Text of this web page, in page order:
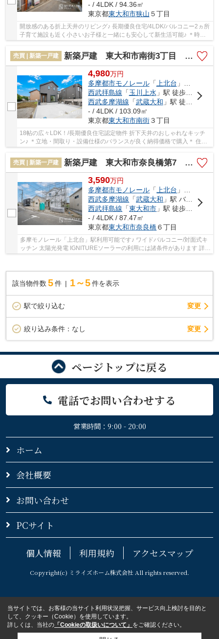
- / 4LDK / 94.36㎡
東京都東大和市狭山 ５丁目
開放感のある折上天井のリビング♪ 長期優良住宅/4LDK/バルコニー2ヵ所
子育て施設も近く小さいお子様と一緒にも安心して新生活可能♪ ＊時間
売買 | 新築一戸建
新築戸建 東大和市南街3丁目 全2棟
4,980万円
多摩都市モノレール「 上北台 」駅 徒歩17分
西武拝島線 「玉川上水 」駅 徒歩19分
西武多摩湖線 「武蔵大和 」駅 徒歩40分
- / 4LDK / 103.09㎡
東京都東大和市南街３丁目
18帖の広々LDK！/長期優良住宅認定物件 折下天井のおしゃれなキッチ
ン♪ ＊立地・間取り・設備仕様のバランスが良く納得価格で購入＊ 住宅
売買 | 新築一戸建
新築戸建 東大和市奈良橋第7 全5棟
3,590万円
多摩都市モノレール 「 上北台 」駅 徒歩18分
西武多摩湖線 「武蔵大和 」駅 バス8分 「東大和一小南」 停歩4分
西武拝島線 「東大和市 」駅 徒歩29分
- / 4LDK / 87.47㎡
東京都東大和市奈良橋６丁目
多摩モノレール「上北台」駅利用可能です♪ ワイドバルコニー/対面式キ
ッチン 太陽光発電 IGNITUREソーラーの利用には諸条件があります 詳細
該当物件数 5件 1～5 件を表示
駅で絞り込む 変更
絞り込み条件： なし 変更
ページトップに戻る
電話でお問い合わせする
営業時間：9:00 - 20:00
ホーム
会社概要
お問い合わせ
PCサイト
個人情報 利用規約 アクセスマップ
Copyright(c) ミライズホーム株式会社 All rights reserved.
当サイトでは、お客様の当サイト利用状況把握、サービス向上検討を目的と
して、クッキー（Cookie）を使用しています。
詳しくは、当社の 「Cookieの取扱いについて」 をご確認ください。